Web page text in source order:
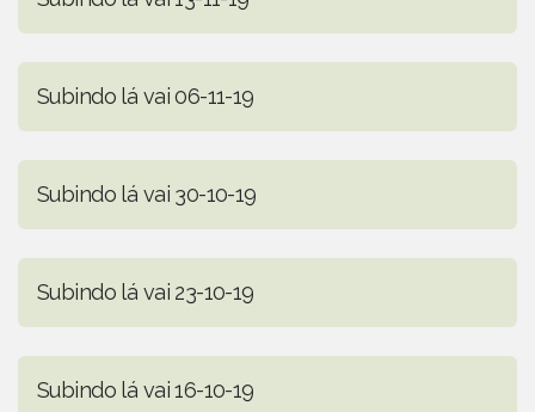
Subindo lá vai 06-11-19
Subindo lá vai 30-10-19
Subindo lá vai 23-10-19
Subindo lá vai 16-10-19